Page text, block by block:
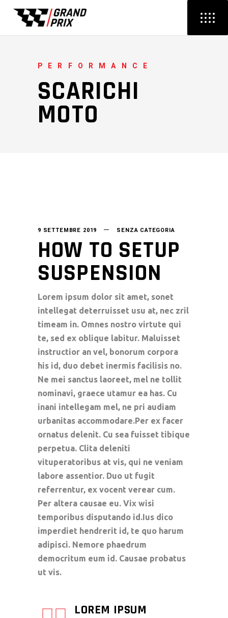
PERFORMANCE
SCARICHI
MOTO
9 SETTEMBRE 2019 SENZA CATEGORIA
HOW TO SETUP
SUSPENSION
Lorem ipsum dolor sit amet, sonet
intellegat deterruisset usu at, nec zril
timeam in. Omnes nostro virtute qui
te, sed ex oblique labitur. Maluisset
instructior an vel, bonorum corpora
his id, duo debet inermis facilisis no.
Ne mei sanctus laoreet, mel ne tollit
nominavi, graece utamur ea has. Cu
inani intellegam mel, ne pri audiam
urbanitas accommodare.Per ex facer
ornatus delenit. Cu sea fuisset tibique
perpetua. Clita deleniti
vituperatoribus at vis, qui ne veniam
labore assentior. Duo ut fugit
referrentur, ex vocent verear cum.
Per altera causae eu. Vix wisi
temporibus disputando id.Ius dico
imperdiet hendrerit id, te quo harum
adipisci. Nemore phaedrum
democritum eum id. Causae probatus
ut vis.
LOREM IPSUM